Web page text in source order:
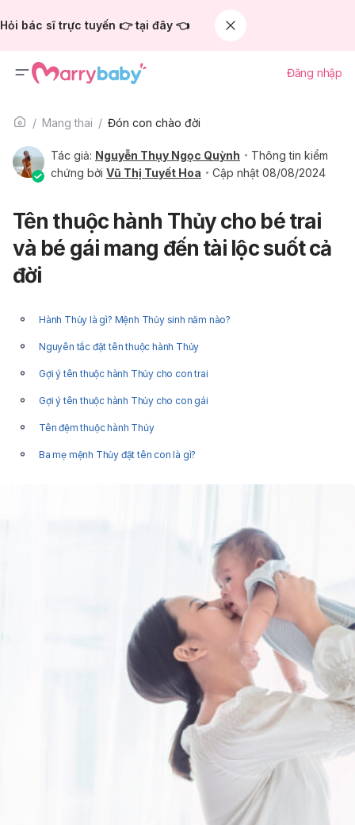
Hỏi bác sĩ trực tuyến 👉 tại đây 👈
Đăng nhập
Mang thai Đón con chào đời
Tác giả: Nguyễn Thụy Ngọc Quỳnh
Thông tin kiểm
chứng bởi Vũ Thị Tuyết Hoa Cập nhật 08/08/2024
Tên thuộc hành Thủy cho bé trai
và bé gái mang đến tài lộc suốt cả
đời
Hành Thủy là gì? Mệnh Thủy sinh năm nào?
Nguyên tắc đặt tên thuộc hành Thủy
Gợi ý tên thuộc hành Thủy cho con trai
Gợi ý tên thuộc hành Thủy cho con gái
Tên đệm thuộc hành Thủy
Ba mẹ mệnh Thủy đặt tên con là gì?